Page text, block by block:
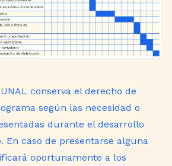
conserva el derecho de
según las necesidad o
durante el desarrollo
En caso de presentarse alguna
oportunamente a los